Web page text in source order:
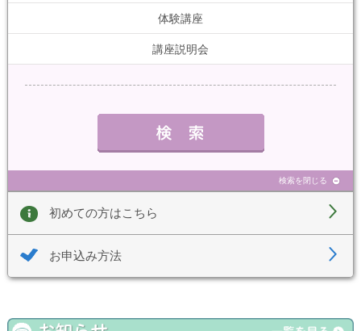
体験講座
講座説明会
検索を閉じる
初めての方はこちら
お申込み方法